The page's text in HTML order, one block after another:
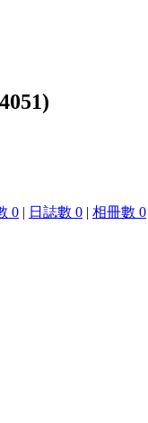
0 | 日誌數 0 | 相冊數 0